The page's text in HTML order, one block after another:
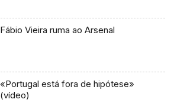
Fábio Vieira ruma ao Arsenal
«Portugal está fora de hipótese»
(vídeo)